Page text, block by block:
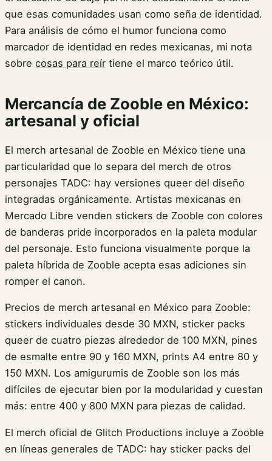
que esas comunidades usan como seña de identidad.
Para análisis de cómo el humor funciona como
marcador de identidad en redes mexicanas, mi nota
sobre cosas para reír tiene el marco teórico útil.
Mercancía de Zooble en México:
artesanal y oficial
El merch artesanal de Zooble en México tiene una
particularidad que lo separa del merch de otros
personajes TADC: hay versiones queer del diseño
integradas orgánicamente. Artistas mexicanas en
Mercado Libre venden stickers de Zooble con colores
de banderas pride incorporados en la paleta modular
del personaje. Esto funciona visualmente porque la
paleta híbrida de Zooble acepta esas adiciones sin
romper el canon.
Precios de merch artesanal en México para Zooble:
stickers individuales desde 30 MXN, sticker packs
queer de cuatro piezas alrededor de 100 MXN, pines
de esmalte entre 90 y 160 MXN, prints A4 entre 80 y
150 MXN. Los amigurumis de Zooble son los más
difíciles de ejecutar bien por la modularidad y cuestan
más: entre 400 y 800 MXN para piezas de calidad.
El merch oficial de Glitch Productions incluye a Zooble
en líneas generales de TADC: hay sticker packs del